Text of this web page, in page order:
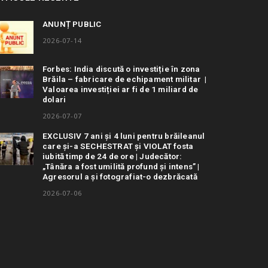
ANUNȚ PUBLIC
2026-07-14
Forbes: India discută o investiție în zona
Brăila – fabricare de echipament militar |
Valoarea investiției ar fi de 1 miliard de
dolari
2026-07-07
EXCLUSIV 7 ani și 4 luni pentru brăileanul
care și-a SECHESTRAT și VIOLAT fosta
iubită timp de 24 de ore | Judecător:
„Tânăra a fost umilită profund și intens” |
Agresorul a și fotografiat-o dezbrăcată
2026-07-06